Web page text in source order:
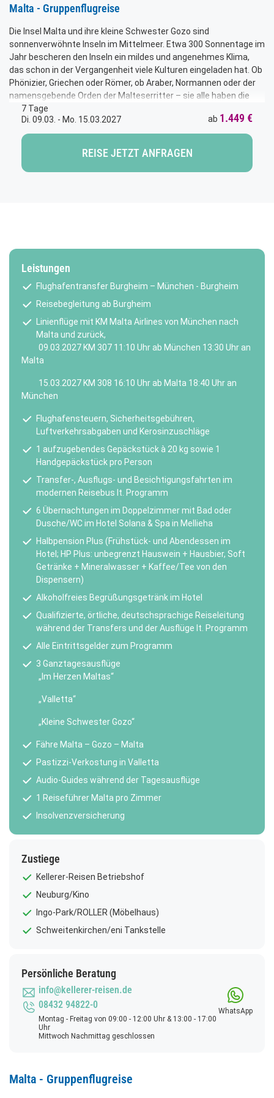
Malta - Gruppenflugreise
Die Insel Malta und ihre kleine Schwester Gozo sind
sonnenverwöhnte Inseln im Mittelmeer. Etwa 300 Sonnentage im
Jahr bescheren den Inseln ein mildes und angenehmes Klima,
das schon in der Vergangenheit viele Kulturen eingeladen hat. Ob
Phönizier, Griechen oder Römer, ob Araber, Normannen oder der
namensgebende Orden der Malteserritter – sie alle haben die
Insel geprägt und bis heute Spuren in der Architektur, dem
Landschaftsbild und der Küche hinterlassen. Auf Ihrer Reise
sehen Sie die Steilküsten und Badebuchten, großartige Kirchen-
bauten und Adelspaläste. Sie kosten maltesischen Wein,
besuchen gepflegt Gartenanlagen und lernen das Alltagsleben
der Menschen hier kennen. Die typische Insel-Mentalität der
7 Tage
Di. 09.03. - Mo. 15.03.2027
ab 1.449 €
REISE JETZT ANFRAGEN
Malta - Gruppenflugreise
Leistungen
Flughafentransfer Burgheim – München - Burgheim
Reisebegleitung ab Burgheim
Linienflüge mit KM Malta Airlines von München nach
Malta und zurück,
09.03.2027 KM 307 11:10 Uhr ab München 13:30 Uhr an
Malta
15.03.2027 KM 308 16:10 Uhr ab Malta 18:40 Uhr an
München
Flughafensteuern, Sicherheitsgebühren,
Luftverkehrsabgaben und Kerosinzuschläge
1 aufzugebendes Gepäckstück à 20 kg sowie 1
Handgepäckstück pro Person
Transfer-, Ausflugs- und Besichtigungsfahrten im
modernen Reisebus lt. Programm
6 Übernachtungen im Doppelzimmer mit Bad oder
Dusche/WC im Hotel Solana & Spa in Mellieha
Halbpension Plus (Frühstück- und Abendessen im
Hotel; HP Plus: unbegrenzt Hauswein + Hausbier, Soft
Getränke + Mineralwasser + Kaffee/Tee von den
Dispensern)
Alkoholfreies Begrüßungsgetränk im Hotel
Qualifizierte, örtliche, deutschsprachige Reiseleitung
während der Transfers und der Ausflüge lt. Programm
Alle Eintrittsgelder zum Programm
3 Ganztagesausflüge
„Im Herzen Maltas“
„Valletta“
„Kleine Schwester Gozo“
Fähre Malta – Gozo – Malta
Pastizzi-Verkostung in Valletta
Audio-Guides während der Tagesausflüge
1 Reiseführer Malta pro Zimmer
Insolvenzversicherung
Zustiege
Kellerer-Reisen Betriebshof
Neuburg/Kino
Ingo-Park/ROLLER (Möbelhaus)
Schweitenkirchen/eni Tankstelle
Persönliche Beratung
info@kellerer-reisen.de
08432 94822-0
Montag - Freitag von 09:00 - 12:00 Uhr & 13:00 - 17:00
Uhr
Mittwoch Nachmittag geschlossen
WhatsApp